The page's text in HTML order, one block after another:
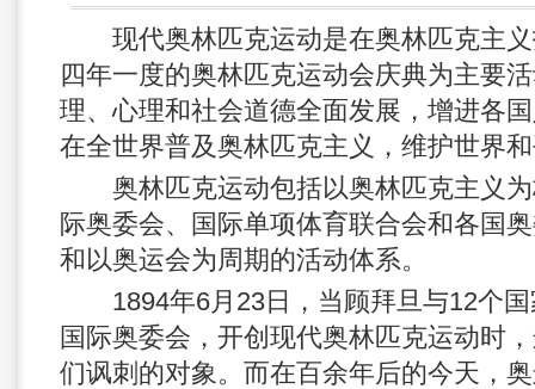
现代奥林匹克运动是在奥林匹克主义
四年一度的奥林匹克运动会庆典为主要
理、心理和社会道德全面发展，增进各
在全世界普及奥林匹克主义，维护世界
奥林匹克运动包括以奥林匹克主义为
际奥委会、国际单项体育联合会和各国
和以奥运会为周期的活动体系。
1894年6月23日，当顾拜旦与12个国
国际奥委会，开创现代奥林匹克运动时
们讽刺的对象。而在百余年后的今天，